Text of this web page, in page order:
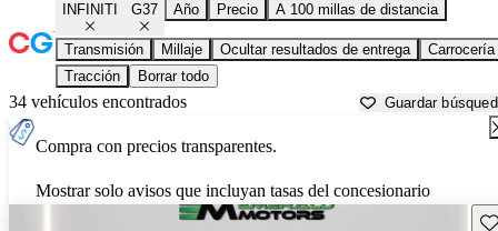
INFINITI G37 Año Precio A 100 millas de distancia
Transmisión Millaje Ocultar resultados de entrega
Carrocería
Tracción
Borrar todo
34 vehículos encontrados Guardar
Compra con precios transparentes.
Mostrar solo avisos que incluyan tasas del concesionario